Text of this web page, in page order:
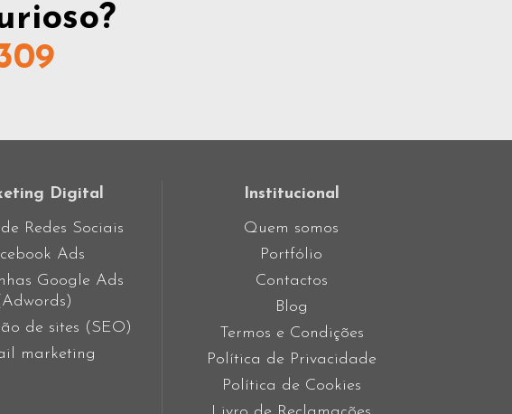
Digital
Redes Sociais
Ads
Google Ads
de sites (SEO)
marketing
Institucional
Quem somos
Portfólio
Contactos
Blog
Termos e Condições
Política de Privacidade
Política de Cookies